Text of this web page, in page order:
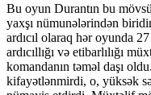
Bu oyun Durantın bu
yaxşı nümunələrindən
ardıcıl olaraq hər oyunda
ardıcıllığı və etibarlılığı
komandanın təməl daşı
kifayətlənmirdi, o, yüksək